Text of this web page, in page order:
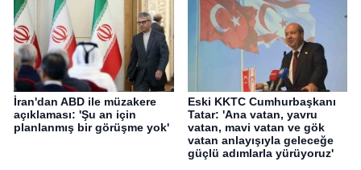
İran'dan ABD ile müzakere
açıklaması: 'Şu an için
planlanmış bir görüşme yok'
Eski KKTC Cumhurbaşkanı
Tatar: 'Ana vatan, yavru
vatan, mavi vatan ve gök
vatan anlayışıyla geleceğe
güçlü adımlarla yürüyoruz'